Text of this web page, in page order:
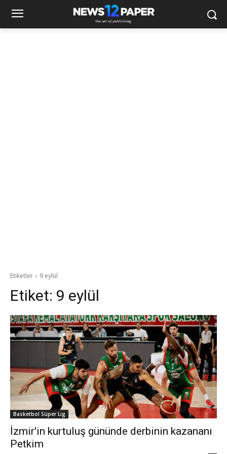
Etiketler 9 eylül
Etiket: 9 eylül
Basketbol Süper Lig
İzmir'in kurtuluş gününde derbinin kazananı
Petkim